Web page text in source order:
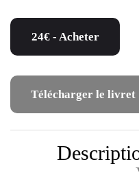
24€ - Acheter
Télécharger le livret